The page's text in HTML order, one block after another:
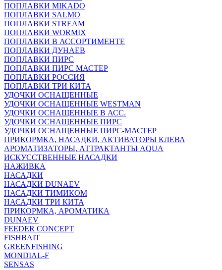
ПОПЛАВКИ MIKADO
ПОПЛАВКИ SALMO
ПОПЛАВКИ STREAM
ПОПЛАВКИ WORMIX
ПОПЛАВКИ В АССОРТИМЕНТЕ
ПОПЛАВКИ ДУНАЕВ
ПОПЛАВКИ ПИРС
ПОПЛАВКИ ПИРС МАСТЕР
ПОПЛАВКИ РОССИЯ
ПОПЛАВКИ ТРИ КИТА
УДОЧКИ ОСНАЩЕННЫЕ
УДОЧКИ ОСНАЩЕННЫЕ WESTMAN
УДОЧКИ ОСНАЩЕННЫЕ В АСС.
УДОЧКИ ОСНАЩЕННЫЕ ПИРС
УДОЧКИ ОСНАЩЕННЫЕ ПИРС-МАСТЕР
ПРИКОРМКА, НАСАДКИ, АКТИВАТОРЫ КЛЕВА
АРОМАТИЗАТОРЫ, АТТРАКТАНТЫ AQUA
ИСКУССТВЕННЫЕ НАСАДКИ
НАЖИВКА
НАСАДКИ
НАСАДКИ DUNAEV
НАСАДКИ ТИМИКОМ
НАСАДКИ ТРИ КИТА
ПРИКОРМКА, АРОМАТИКА
DUNAEV
FEEDER CONCEPT
FISHBAIT
GREENFISHING
MONDIAL-F
SENSAS